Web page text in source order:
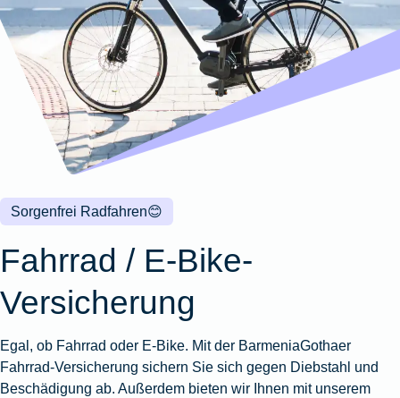
Wohnungsschutzbrief
Zur
Produktübersicht
Gewässerschadenhaftpflicht
Zur
Produktübersicht
Zur
Produktübersicht
Reisehaftpflichtversicherung
Reiserücktrittsversicherung
Zur
Produktübersicht
Zur
Produktübersicht
Zur
Produktübersicht
Zur
Produktübersicht
Montageversicherung
Zur
Produktübersicht
Gruppenunfall für
Betriebe
Gruppenunfall für
Vereine
Produktübersicht
Kunstversicherung
Ausstellungsversicherung
Valorenversicherung
Oldtimersammlungsversicherung
Zur
😊
Sorgenfrei Radfahren
Fahrrad / E-Bike-
Versicherung
Egal, ob Fahrrad oder E-Bike. Mit der BarmeniaGothaer
Fahrrad-Versicherung sichern Sie sich gegen Diebstahl und
Beschädigung ab. Außerdem bieten wir Ihnen mit unserem